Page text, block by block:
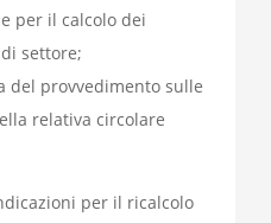
per il calcolo dei
settore;
del provvedimento sulle
relativa circolare
per il ricalcolo